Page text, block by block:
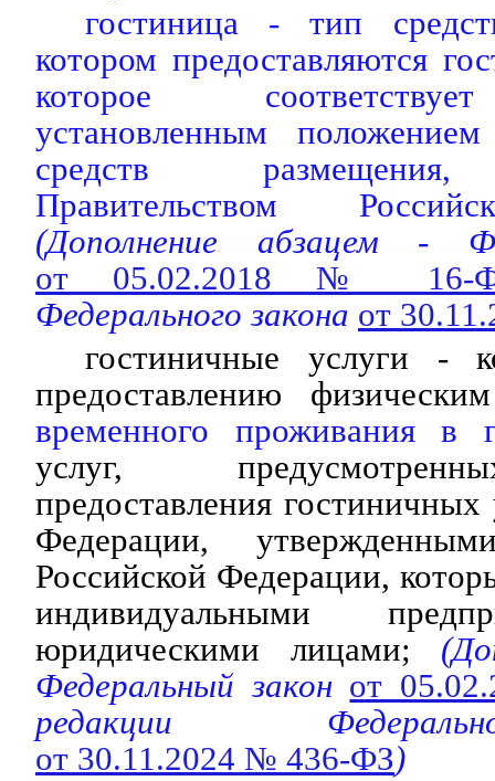
гостиница - тип
котором предоставляются
которое
установленным
средств размещения,
Правительством
(Дополнение абзацем -
от 05.02.2018 № 16-
Федерального закона от
гостиничные услуги -
предоставлению
временного проживания в
услуг,
предоставления
Федерации,
Российской Федерации,
индивидуальными
юридическими лицами;
Федеральный закон от
редакции
от 30.11.2024 № 436-ФЗ)